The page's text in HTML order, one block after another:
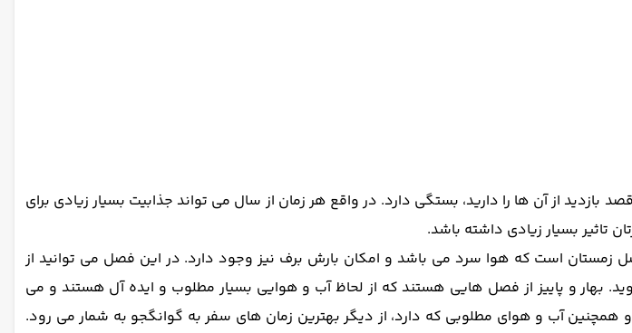
از آن ها را دارید، بستگی دارد. در واقع هر زمان از سال می تواند جذابیت بسیار زیادی برای
تاثیر بسیار زیادی داشته باشد.
زمستان است که هوا سرد می باشد و امکان بارش برف نیز وجود دارد. در این فصل می توانید از
بهار و پاییز از فصل هایی هستند که از لحاظ آب و هوایی بسیار مطلوب و ایده آل هستند و می
همچنین آب و هوای مطلوبی که دارد، از دیگر بهترین زمان های سفر به گوانگجو به شمار می رود.